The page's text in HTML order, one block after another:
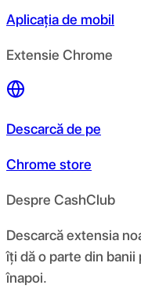
Aplicația de mobil
Extensie Chrome
Descarcă de pe
Chrome store
Despre CashClub
Descarcă extensia
îți dă o parte din
înapoi.